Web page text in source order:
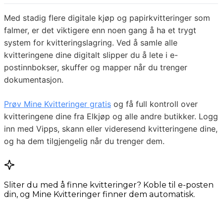
Med stadig flere digitale kjøp og papirkvitteringer som
falmer, er det viktigere enn noen gang å ha et trygt
system for kvitteringslagring. Ved å samle alle
kvitteringene dine digitalt slipper du å lete i e-
postinnbokser, skuffer og mapper når du trenger
dokumentasjon.
Prøv Mine Kvitteringer gratis og få full kontroll over
kvitteringene dine fra Elkjøp og alle andre butikker. Logg
inn med Vipps, skann eller videresend kvitteringene dine,
og ha dem tilgjengelig når du trenger dem.
Sliter du med å finne kvitteringer? Koble til e-posten
din, og Mine Kvitteringer finner dem automatisk.